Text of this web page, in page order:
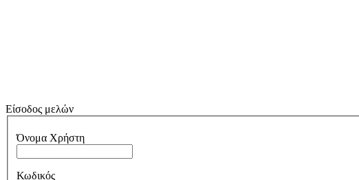
Είσοδος μελών
Όνομα Χρήστη
Κωδικός